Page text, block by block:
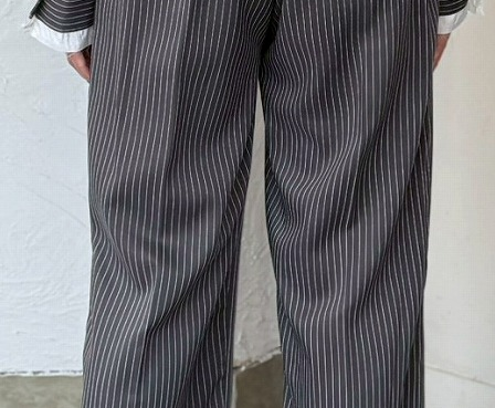
BLOG
LINE_ALBUM_2025AW-レディース_251022_157